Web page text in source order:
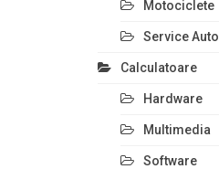
Motociclete
Service Auto
Calculatoare
Hardware
Multimedia
Software